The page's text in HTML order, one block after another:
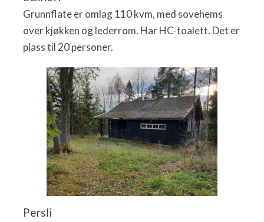
Grunnflate er omlag 110 kvm, med sovehems
over kjøkken og lederrom. Har HC-toalett. Det er
plass til 20 personer.
Persli